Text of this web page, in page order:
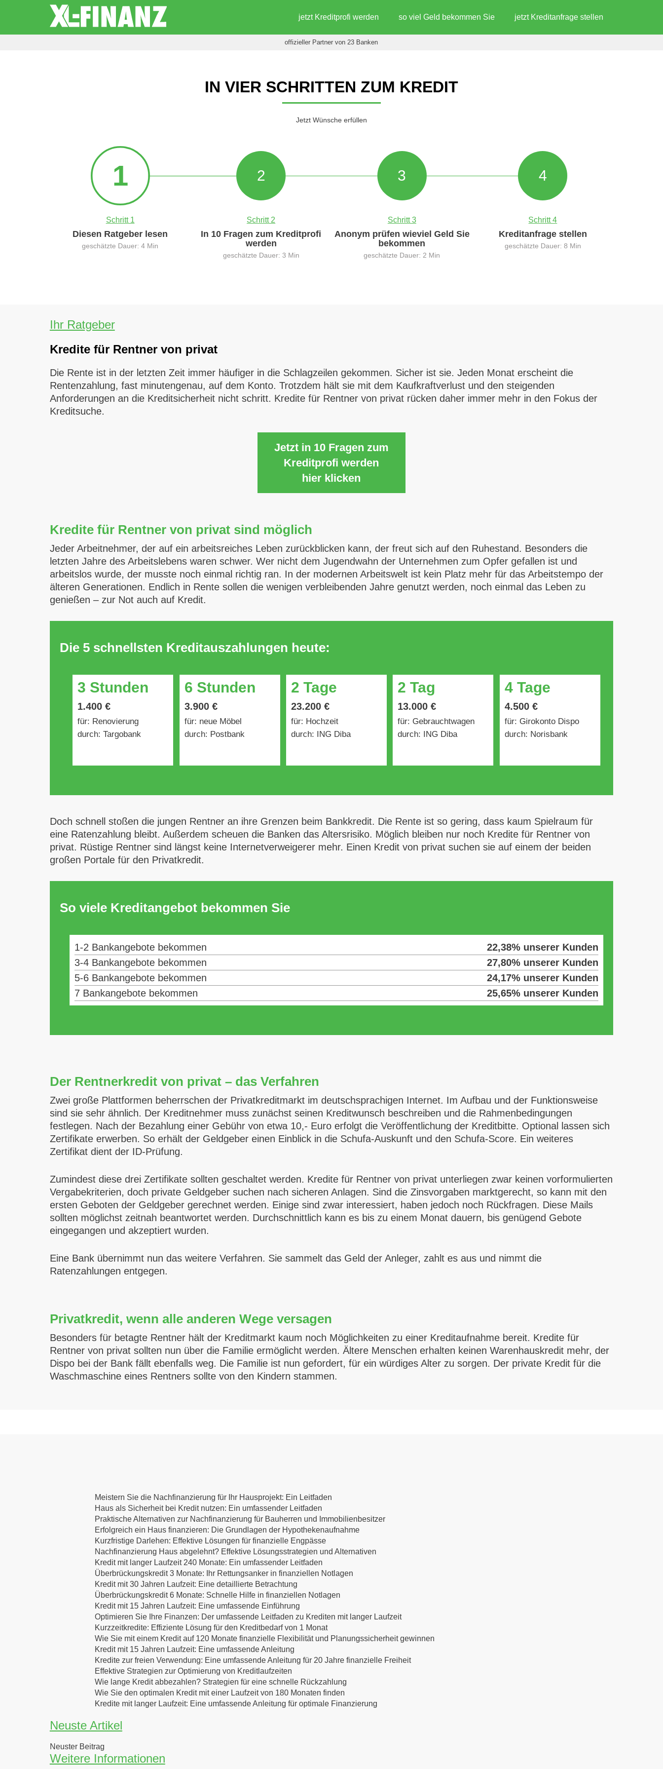
jetzt Kreditprofi werden so viel Geld bekommen Sie jetzt Kreditanfrage stellen
offizieller Partner von 23 Banken
IN VIER SCHRITTEN ZUM KREDIT
Jetzt Wünsche erfüllen
1
Schritt 1
Diesen Ratgeber lesen
geschätzte Dauer: 4 Min
2
Schritt 2
In 10 Fragen zum Kreditprofi
werden
geschätzte Dauer: 3 Min
3
Schritt 3
Anonym prüfen wieviel Geld Sie
bekommen
geschätzte Dauer: 2 Min
4
Schritt 4
Kreditanfrage stellen
geschätzte Dauer: 8 Min
Ihr Ratgeber
Kredite für Rentner von privat
Die Rente ist in der letzten Zeit immer häufiger in die Schlagzeilen gekommen. Sicher ist sie. Jeden Monat erscheint die
Rentenzahlung, fast minutengenau, auf dem Konto. Trotzdem hält sie mit dem Kaufkraftverlust und den steigenden
Anforderungen an die Kreditsicherheit nicht schritt. Kredite für Rentner von privat rücken daher immer mehr in den Fokus der
Kreditsuche.
Jetzt in 10 Fragen zum
Kreditprofi werden
hier klicken
Kredite für Rentner von privat sind möglich
Jeder Arbeitnehmer, der auf ein arbeitsreiches Leben zurückblicken kann, der freut sich auf den Ruhestand. Besonders die
letzten Jahre des Arbeitslebens waren schwer. Wer nicht dem Jugendwahn der Unternehmen zum Opfer gefallen ist und
arbeitslos wurde, der musste noch einmal richtig ran. In der modernen Arbeitswelt ist kein Platz mehr für das Arbeitstempo der
älteren Generationen. Endlich in Rente sollen die wenigen verbleibenden Jahre genutzt werden, noch einmal das Leben zu
genießen – zur Not auch auf Kredit.
Die 5 schnellsten Kreditauszahlungen heute:
3 Stunden
1.400 €
für: Renovierung
durch: Targobank
6 Stunden
3.900 €
für: neue Möbel
durch: Postbank
2 Tage
23.200 €
für: Hochzeit
durch: ING Diba
2 Tag
13.000 €
für: Gebrauchtwagen
durch: ING Diba
4 Tage
4.500 €
für: Girokonto Dispo
durch: Norisbank
Doch schnell stoßen die jungen Rentner an ihre Grenzen beim Bankkredit. Die Rente ist so gering, dass kaum Spielraum für
eine Ratenzahlung bleibt. Außerdem scheuen die Banken das Altersrisiko. Möglich bleiben nur noch Kredite für Rentner von
privat. Rüstige Rentner sind längst keine Internetverweigerer mehr. Einen Kredit von privat suchen sie auf einem der beiden
großen Portale für den Privatkredit.
So viele Kreditangebot bekommen Sie
1-2 Bankangebote bekommen
22,38% unserer Kunden
3-4 Bankangebote bekommen
27,80% unserer Kunden
5-6 Bankangebote bekommen
24,17% unserer Kunden
7 Bankangebote bekommen
25,65% unserer Kunden
Der Rentnerkredit von privat – das Verfahren
Zwei große Plattformen beherrschen der Privatkreditmarkt im deutschsprachigen Internet. Im Aufbau und der Funktionsweise
sind sie sehr ähnlich. Der Kreditnehmer muss zunächst seinen Kreditwunsch beschreiben und die Rahmenbedingungen
festlegen. Nach der Bezahlung einer Gebühr von etwa 10,- Euro erfolgt die Veröffentlichung der Kreditbitte. Optional lassen sich
Zertifikate erwerben. So erhält der Geldgeber einen Einblick in die Schufa-Auskunft und den Schufa-Score. Ein weiteres
Zertifikat dient der ID-Prüfung.
Zumindest diese drei Zertifikate sollten geschaltet werden. Kredite für Rentner von privat unterliegen zwar keinen vorformulierten
Vergabekriterien, doch private Geldgeber suchen nach sicheren Anlagen. Sind die Zinsvorgaben marktgerecht, so kann mit den
ersten Geboten der Geldgeber gerechnet werden. Einige sind zwar interessiert, haben jedoch noch Rückfragen. Diese Mails
sollten möglichst zeitnah beantwortet werden. Durchschnittlich kann es bis zu einem Monat dauern, bis genügend Gebote
eingegangen und akzeptiert wurden.
Eine Bank übernimmt nun das weitere Verfahren. Sie sammelt das Geld der Anleger, zahlt es aus und nimmt die
Ratenzahlungen entgegen.
Privatkredit, wenn alle anderen Wege versagen
Besonders für betagte Rentner hält der Kreditmarkt kaum noch Möglichkeiten zu einer Kreditaufnahme bereit. Kredite für
Rentner von privat sollten nun über die Familie ermöglicht werden. Ältere Menschen erhalten keinen Warenhauskredit mehr, der
Dispo bei der Bank fällt ebenfalls weg. Die Familie ist nun gefordert, für ein würdiges Alter zu sorgen. Der private Kredit für die
Waschmaschine eines Rentners sollte von den Kindern stammen.
Meistern Sie die Nachfinanzierung für Ihr Hausprojekt: Ein Leitfaden
Haus als Sicherheit bei Kredit nutzen: Ein umfassender Leitfaden
Praktische Alternativen zur Nachfinanzierung für Bauherren und Immobilienbesitzer
Erfolgreich ein Haus finanzieren: Die Grundlagen der Hypothekenaufnahme
Kurzfristige Darlehen: Effektive Lösungen für finanzielle Engpässe
Nachfinanzierung Haus abgelehnt? Effektive Lösungsstrategien und Alternativen
Kredit mit langer Laufzeit 240 Monate: Ein umfassender Leitfaden
Überbrückungskredit 3 Monate: Ihr Rettungsanker in finanziellen Notlagen
Kredit mit 30 Jahren Laufzeit: Eine detaillierte Betrachtung
Überbrückungskredit 6 Monate: Schnelle Hilfe in finanziellen Notlagen
Kredit mit 15 Jahren Laufzeit: Eine umfassende Einführung
Optimieren Sie Ihre Finanzen: Der umfassende Leitfaden zu Krediten mit langer Laufzeit
Kurzzeitkredite: Effiziente Lösung für den Kreditbedarf von 1 Monat
Wie Sie mit einem Kredit auf 120 Monate finanzielle Flexibilität und Planungssicherheit gewinnen
Kredit mit 15 Jahren Laufzeit: Eine umfassende Anleitung
Kredite zur freien Verwendung: Eine umfassende Anleitung für 20 Jahre finanzielle Freiheit
Effektive Strategien zur Optimierung von Kreditlaufzeiten
Wie lange Kredit abbezahlen? Strategien für eine schnelle Rückzahlung
Wie Sie den optimalen Kredit mit einer Laufzeit von 180 Monaten finden
Kredite mit langer Laufzeit: Eine umfassende Anleitung für optimale Finanzierung
Neuste Artikel
Neuster Beitrag
Weitere Informationen